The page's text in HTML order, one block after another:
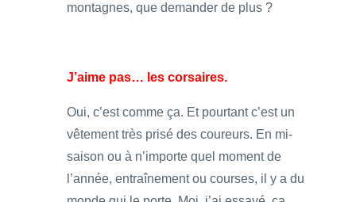
montagnes, que demander de plus ?
J’aime pas… les corsaires.
Oui, c’est comme ça. Et pourtant c’est un
vêtement très prisé des coureurs. En mi-
saison ou à n’importe quel moment de
l’année, entraînement ou courses, il y a du